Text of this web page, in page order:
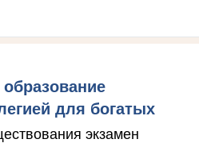
для богатых
экзамен